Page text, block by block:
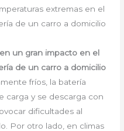
extremas en el
de un carro a domicilio
un gran impacto en el
de un carro a domicilio
fríos, la batería
carga y se descarga con
dificultades al
Por otro lado, en climas